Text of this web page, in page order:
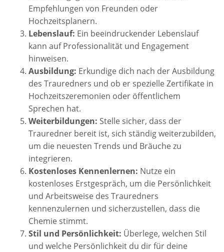
Empfehlungen von Freunden oder
Hochzeitsplanern.
Lebenslauf: Ein beeindruckender Lebenslauf
kann auf Professionalität und Engagement
hinweisen.
Ausbildung: Erkundige dich nach der Ausbildung
des Trauredners und ob er spezielle Zertifikate in
Hochzeitszeremonien oder öffentlichem
Sprechen hat.
Weiterbildungen: Stelle sicher, dass der
Trauredner bereit ist, sich ständig weiterzubilden,
um die neuesten Trends und Bräuche zu
integrieren.
Kostenloses Kennenlernen: Nutze ein
kostenloses Erstgespräch, um die Persönlichkeit
und Arbeitsweise des Trauredners
kennenzulernen und sicherzustellen, dass die
Chemie stimmt.
Stil und Persönlichkeit: Überlege, welchen Stil
und welche Persönlichkeit du dir für deine